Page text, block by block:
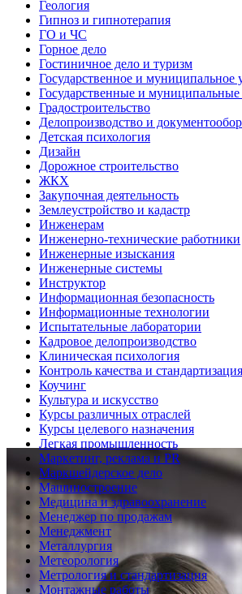
Геология
Гипноз и гипнотерапия
ГО и ЧС
Горное дело
Гостиничное дело и туризм
Государственное и муниципальное
Государственные и муниципальные
Градостроительство
Делопроизводство и
Детская психология
Дизайн
Дорожное строительство
ЖКХ
Закупочная деятельность
Землеустройство и кадастр
Инженерам
Инженерно-технические работники
Инженерные изыскания
Инженерные системы
Инструктор
Информационная безопасность
Информационные технологии
Испытательные лаборатории
Кадровое делопроизводство
Клиническая психология
Контроль качества и стандартизация
Коучинг
Культура и искусство
Курсы различных отраслей
Курсы целевого назначения
Легкая промышленность
Маркетинг, реклама и PR
Маркшейдерское дело
Машиностроение
Медицина и здравоохранение
Менеджер по продажам
Менеджмент
Металлургия
Метеорология
Метрология и стандартизация
Монтажные работы